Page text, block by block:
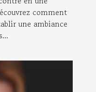
comment
une ambiance